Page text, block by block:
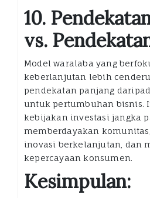
10.
vs.
Model waralaba yang
keberlanjutan lebih
pendekatan panjang
untuk pertumbuhan bisnis.
kebijakan investasi jangka
memberdayakan
inovasi berkelanjutan, dan
kepercayaan konsumen.
Kesimpulan: